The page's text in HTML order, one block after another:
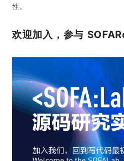
性。
欢迎加入，参与